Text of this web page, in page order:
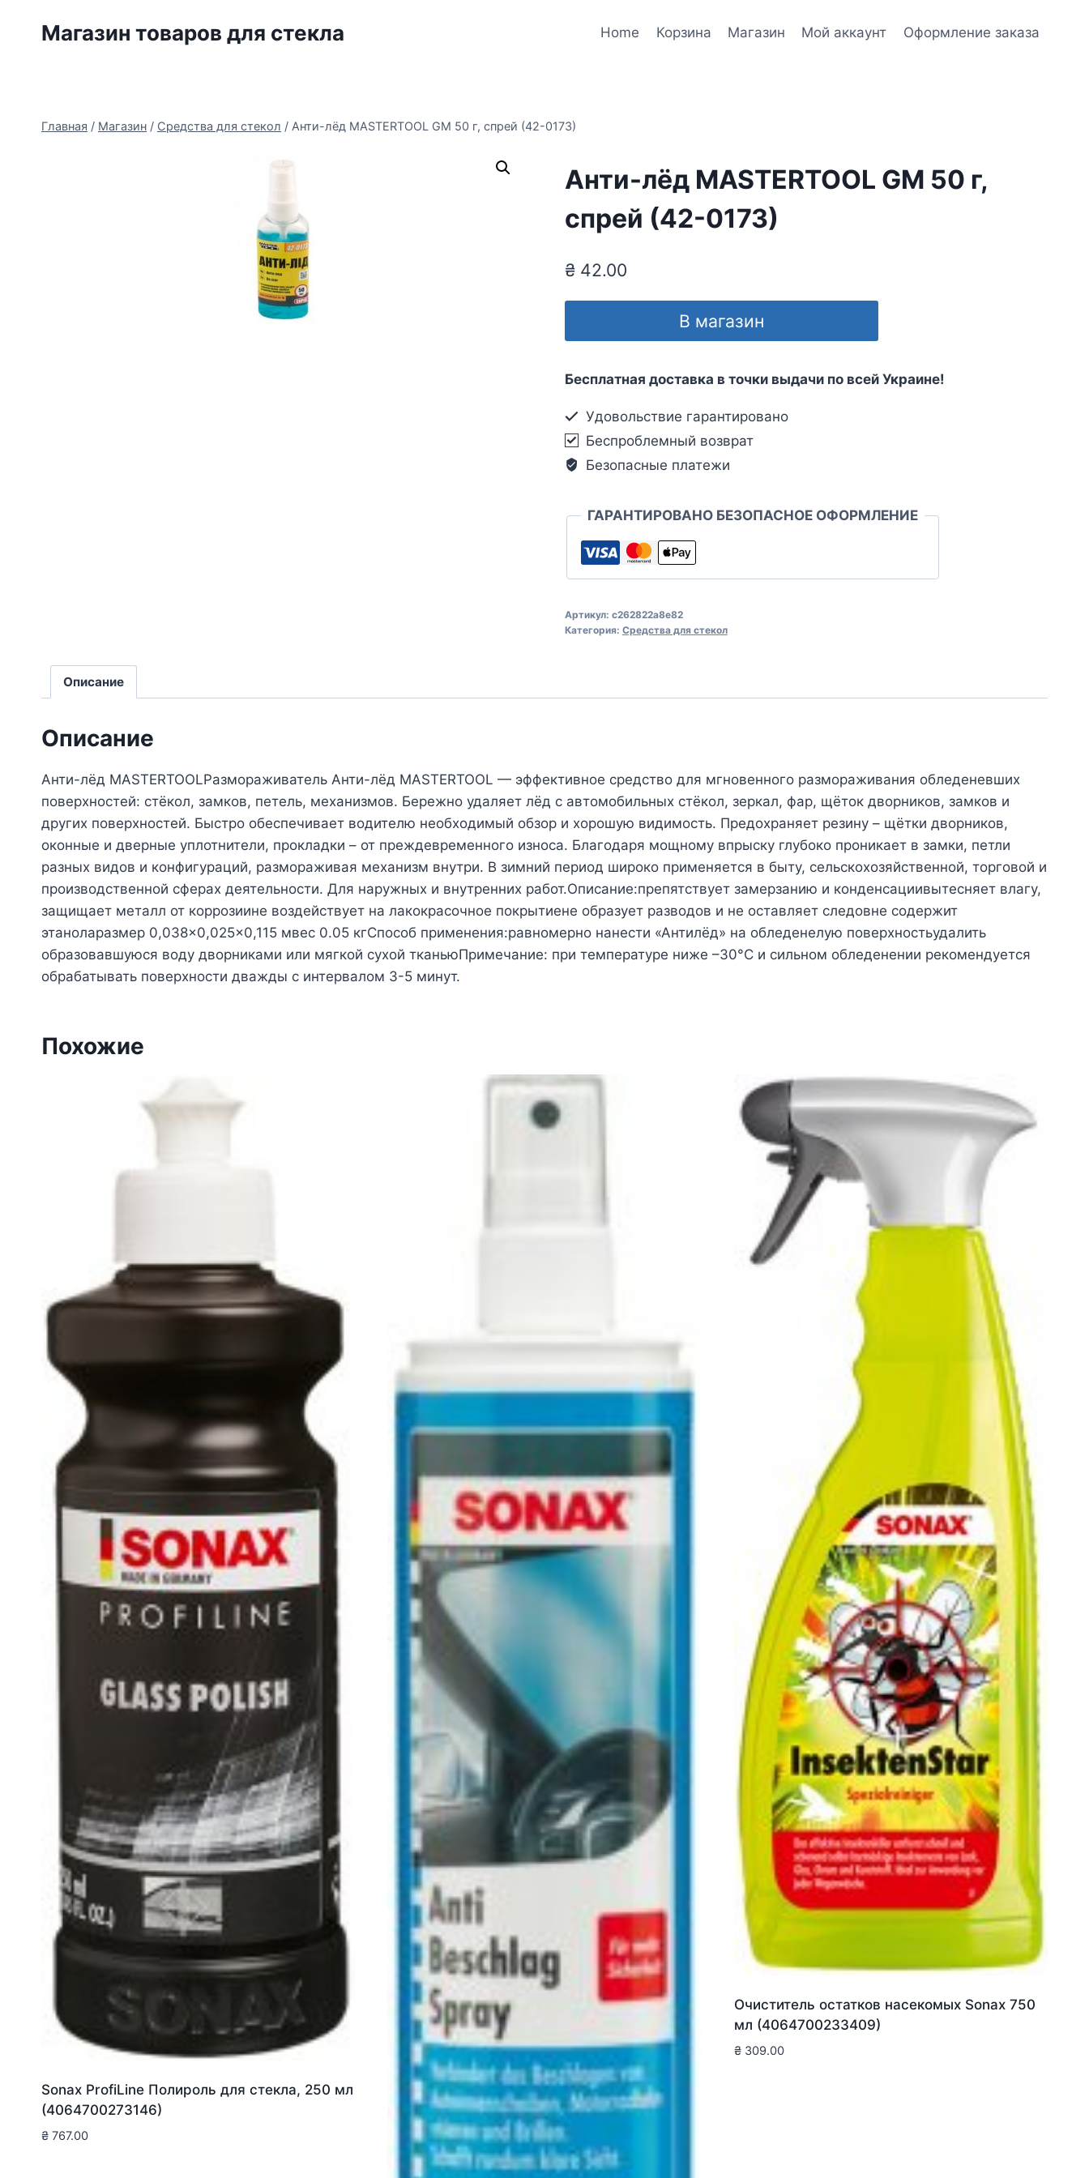
Магазин товаров для стекла Home Корзина Магазин Мой аккаунт Оформление заказа
Главная / Магазин / Средства для стекол / Анти-лёд MASTERTOOL GM 50 г, спрей (42-0173)
Анти-лёд MASTERTOOL GM 50 г,
спрей (42-0173)
₴42.00
В магазин
Бесплатная доставка в точки выдачи по всей Украине!
Удовольствие гарантировано
Беспроблемный возврат
Безопасные платежи
ГАРАНТИРОВАНО БЕЗОПАСНОЕ ОФОРМЛЕНИЕ
Артикул: c262822a8e82
Категория: Средства для стекол
Описание
Описание
Анти-лёд MASTERTOOLРазмораживатель Анти-лёд MASTERTOOL — эффективное средство для мгновенного размораживания обледеневших
поверхностей: стёкол, замков, петель, механизмов. Бережно удаляет лёд с автомобильных стёкол, зеркал, фар, щёток дворников, замков и
других поверхностей. Быстро обеспечивает водителю необходимый обзор и хорошую видимость. Предохраняет резину – щётки дворников,
оконные и дверные уплотнители, прокладки – от преждевременного износа. Благодаря мощному впрыску глубоко проникает в замки, петли
разных видов и конфигураций, размораживая механизм внутри. В зимний период широко применяется в быту, сельскохозяйственной, торговой и
производственной сферах деятельности. Для наружных и внутренних работ.Описание:препятствует замерзанию и конденсациивытесняет влагу,
защищает металл от коррозиине воздействует на лакокрасочное покрытиене образует разводов и не оставляет следовне содержит
этаноларазмер 0,038×0,025×0,115 мвес 0.05 кгСпособ применения:равномерно нанести «Антилёд» на обледенелую поверхностьудалить
образовавшуюся воду дворниками или мягкой сухой тканьюПримечание: при температуре ниже –30°C и сильном обледенении рекомендуется
обрабатывать поверхности дважды с интервалом 3-5 минут.
Похожие
Sonax ProfiLine Полироль для стекла, 250 мл
(4064700273146)
₴ 767.00
Очиститель остатков насекомых Sonax 750
мл (4064700233409)
₴309.00